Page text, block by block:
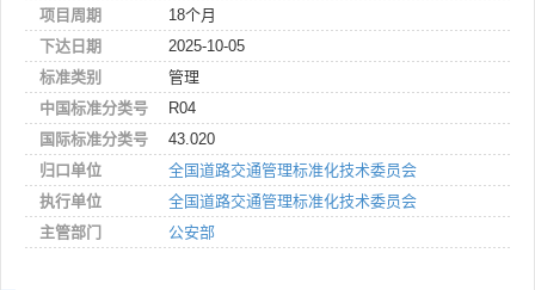
项目周期
18个月
下达日期
2025-10-05
标准类别
管理
中国标准分类号
R04
国际标准分类号
43.020
归口单位
全国道路交通管理标准化技术委员会
执行单位
全国道路交通管理标准化技术委员会
主管部门
公安部